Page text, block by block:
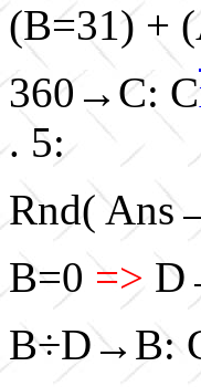
(B=31) +
360→C: C
. 5:
Rnd(
B=0 =>
B÷D→B: